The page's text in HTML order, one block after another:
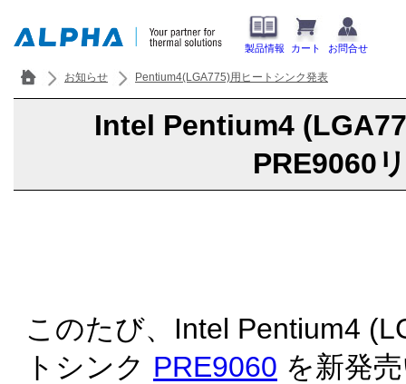
製品情報 カート お問合せ
お知らせ Pentium4(LGA775)用ヒートシンク発表
Intel Pentium4
PRE9060
このたび、Intel Pentium4
トシンク PRE9060 を新発